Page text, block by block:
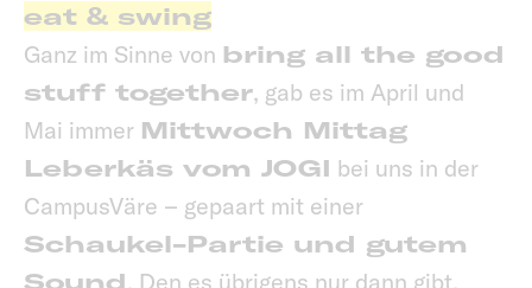
eat & swing
Ganz im Sinne von bring all the good
stuff together, gab es im April und
Mai immer Mittwoch Mittag
Leberkäs vom JOGI bei uns in der
CampusVäre – gepaart mit einer
Schaukel-Partie und gutem
Sound. Den es übrigens nur dann gibt,